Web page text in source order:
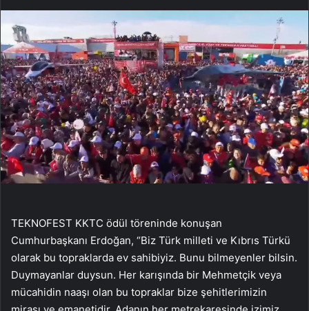
TEKNOFEST KKTC ödül töreninde konuşan
Cumhurbaşkanı Erdoğan, “Biz Türk milleti ve Kıbrıs Türkü
olarak bu topraklarda ev sahibiyiz. Bunu bilmeyenler bilsin.
Duymayanlar duysun. Her karışında bir Mehmetçik veya
mücahidin naaşı olan bu topraklar bize şehitlerimizin